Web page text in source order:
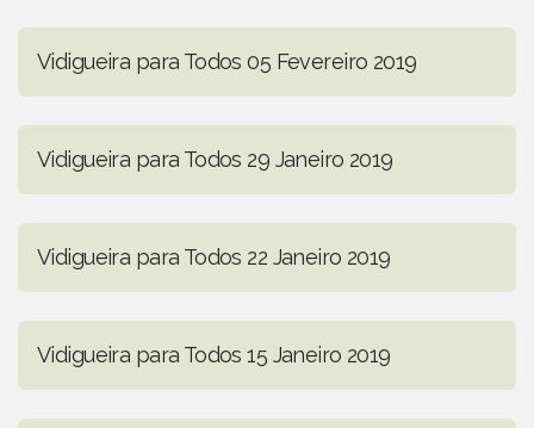
Vidigueira para Todos 05 Fevereiro 2019
Vidigueira para Todos 29 Janeiro 2019
Vidigueira para Todos 22 Janeiro 2019
Vidigueira para Todos 15 Janeiro 2019